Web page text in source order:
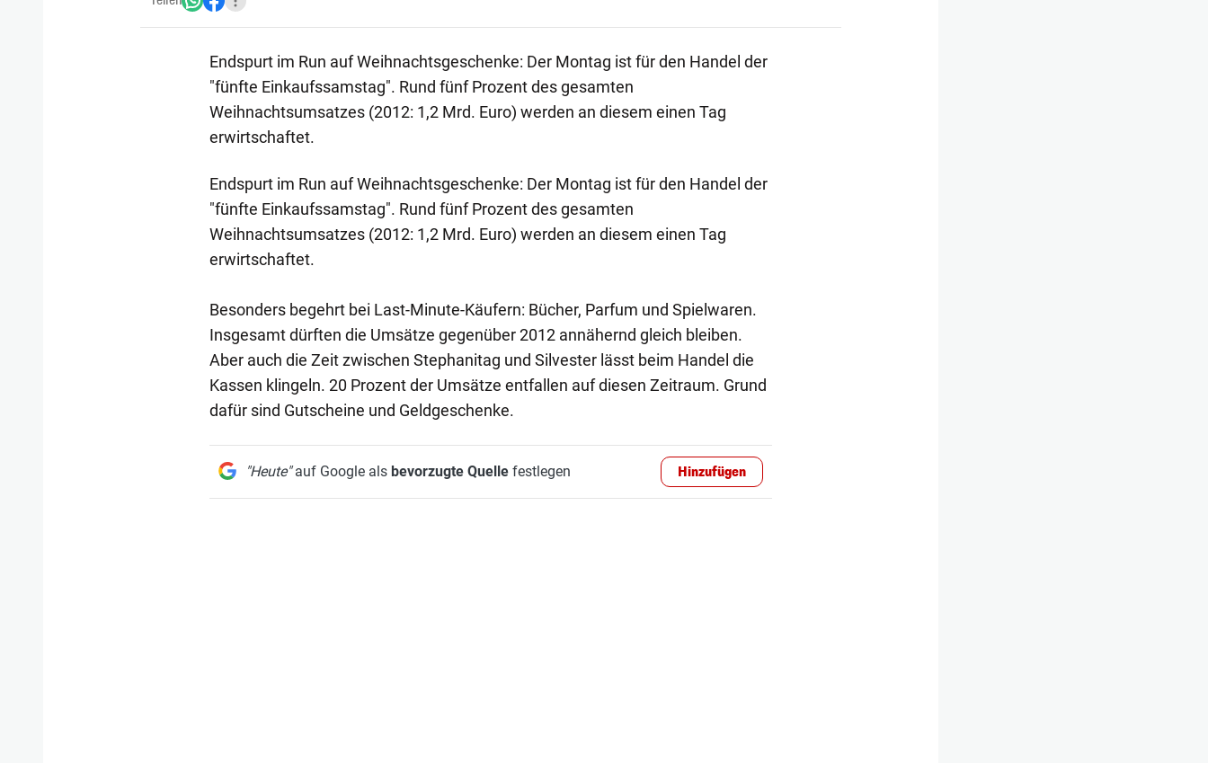
Endspurt im Run auf Weihnachtsgeschenke: Der Montag ist für den Handel der
"fünfte Einkaufssamstag". Rund fünf Prozent des gesamten
Weihnachtsumsatzes (2012: 1,2 Mrd. Euro) werden an diesem einen Tag
erwirtschaftet.
Endspurt im Run auf Weihnachtsgeschenke: Der Montag ist für den Handel der
"fünfte Einkaufssamstag". Rund fünf Prozent des gesamten
Weihnachtsumsatzes (2012: 1,2 Mrd. Euro) werden an diesem einen Tag
erwirtschaftet.
Besonders begehrt bei Last-Minute-Käufern: Bücher, Parfum und Spielwaren.
Insgesamt dürften die Umsätze gegenüber 2012 annähernd gleich bleiben.
Aber auch die Zeit zwischen Stephanitag und Silvester lässt beim Handel die
Kassen klingeln. 20 Prozent der Umsätze entfallen auf diesen Zeitraum. Grund
dafür sind Gutscheine und Geldgeschenke.
"Heute"auf Google als bevorzugte Quellefestlegen Hinzufügen